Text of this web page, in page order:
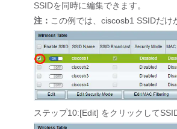
SSIDを同時に編集できます。
注： この例では、ciscosb1 SSIDだけ
ステップ10:[Edit] をクリックして